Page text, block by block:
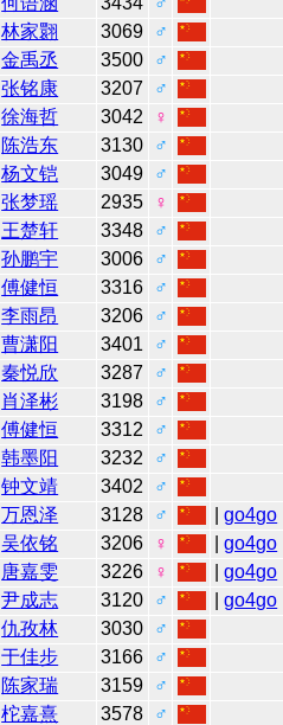
林家翾 3069
♂
金禹丞 3500
♂
张铭康 3207
♂
徐海哲 3042
♀
陈浩东 3130
♂
杨文铠 3049
♂
张梦瑶 2935
♀
王楚轩 3348
♂
孙鹏宇 3006
♂
傅健恒 3316
♂
李雨昂 3206
♂
曹潇阳 3401
♂
秦悦欣 3287
♂
肖泽彬 3198
♂
傅健恒 3312
♂
韩墨阳 3232
♂
钟文靖 3402
♂
万恩泽 3128 ♂ |go4go
吴依铭 3206 ♀ |go4go
唐嘉雯 3226 ♀ |go4go
尹成志 3120 ♂ |go4go
仇孜林 3030
♂
于佳步 3166
♂
陈家瑞 3159
♂
柁嘉熹 3578
♂